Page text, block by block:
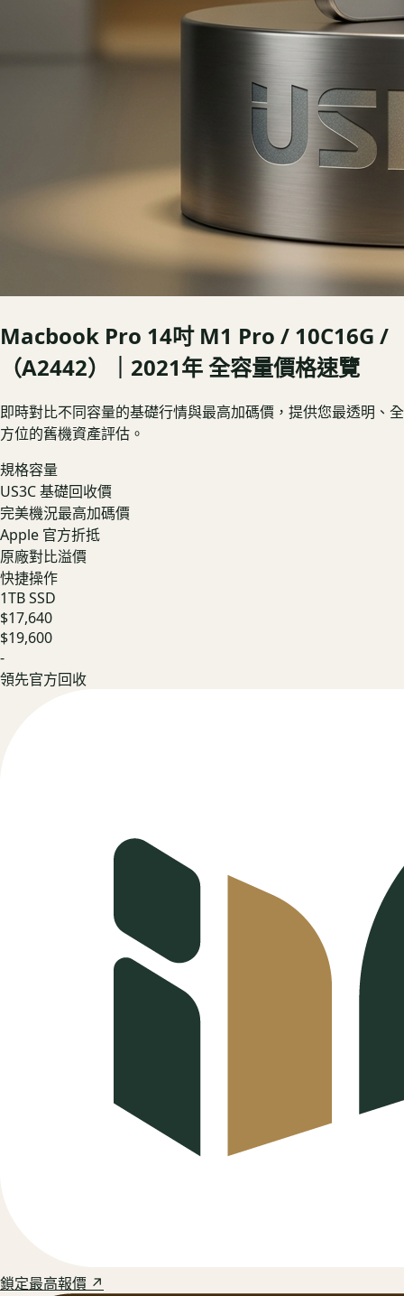
Macbook Pro 14吋 M1 Pro / 10C16G /
（A2442）｜2021年全容量價格速覽
即時對比不同容量的基礎行情與最高加碼價，提供您最透明、全
方位的舊機資產評估。
規格容量
US3C 基礎回收價
完美機況最高加碼價
Apple 官方折抵
原廠對比溢價
快捷操作
1TB SSD
$17,640
$19,600
-
領先官方回收
鎖定最高報價 ↗